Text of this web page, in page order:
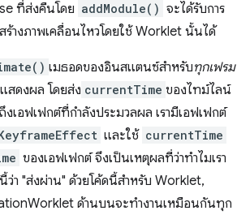
ที่ส่งคืนโดย addModule() จะได้รับการ
ร้างภาพเคลื่อนไหวโดยใช้ Worklet นั้นได้
เมธอดของอินสแตนซ์สำหรับทุกเฟรม
แสดงผล โดยส่ง currentTime ของไทม์ไลน์
เอฟเฟกต์ที่กำลังประมวลผล เรามีเอฟเฟกต์
และใช้ currentTime
ของเอฟเฟกต์ จึงเป็นเหตุผลที่ว่าทำไมเรา
ว่า "ส่งผ่าน" ด้วยโค้ดนี้สำหรับ Worklet,
ด้านบนจะทำงานเหมือนกันทุก